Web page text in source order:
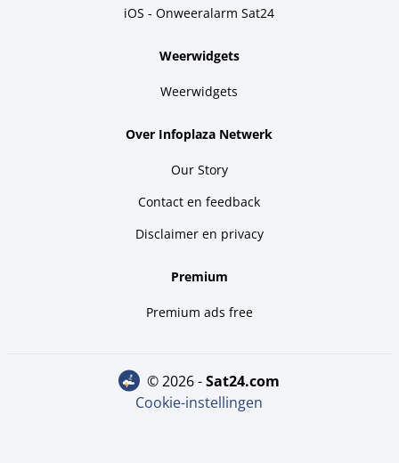
iOS - Onweeralarm Sat24
Weerwidgets
Weerwidgets
Over Infoplaza Netwerk
Our Story
Contact en feedback
Disclaimer en privacy
Premium
Premium ads free
© 2026 - sat24.com
Cookie-instellingen